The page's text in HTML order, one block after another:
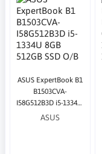
ASUS ExpertBook B1
B1503CVA-
I58G512B3D i5-1334U
8GB 512GB SSD O/B
ASUS